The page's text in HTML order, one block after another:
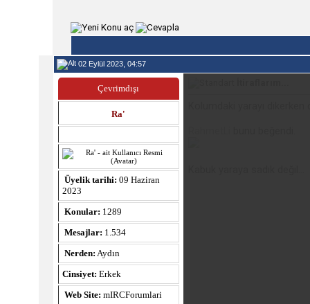
02 Eylül 2023, 04:57
Çevrimdışı
Ra'
Üyelik tarihi: 09 Haziran
2023
Konular: 1289
Mesajlar: 1.534
Nerden: Aydın
Cinsiyet: Erkek
Web Site: mIRCForumlari